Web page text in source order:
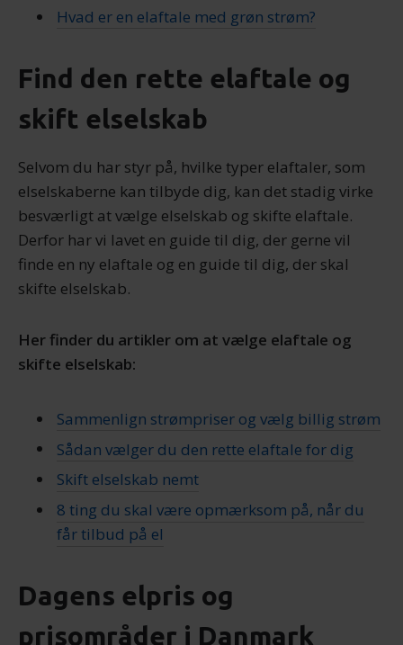
Hvad er en elaftale med grøn strøm?
Find den rette elaftale og
skift elselskab
Selvom du har styr på, hvilke typer elaftaler, som
elselskaberne kan tilbyde dig, kan det stadig virke
besværligt at vælge elselskab og skifte elaftale.
Derfor har vi lavet en guide til dig, der gerne vil
finde en ny elaftale og en guide til dig, der skal
skifte elselskab.
Her finder du artikler om at vælge elaftale og
skifte elselskab:
Sammenlign strømpriser og vælg billig strøm
Sådan vælger du den rette elaftale for dig
Skift elselskab nemt
8 ting du skal være opmærksom på, når du
får tilbud på el
Dagens elpris og
prisområder i Danmark